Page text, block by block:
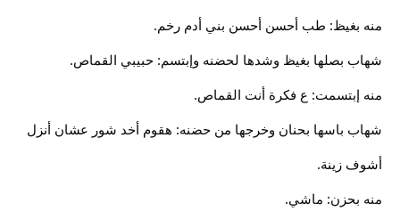
منه بغيظ: طب أحسن أحسن بني أدم رخم.
شهاب بصلها بغيظ وشدها لحضنه وإبتسم: حبيبي القماص.
منه إبتسمت: ع فكرة أنت القماص.
شهاب باسها بحنان وخرجها من حضنه: هقوم أخد شور عشان أنزل
أشوف زينة.
منه بحزن: ماشي.